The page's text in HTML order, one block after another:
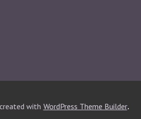
created with WordPress Theme Builder.